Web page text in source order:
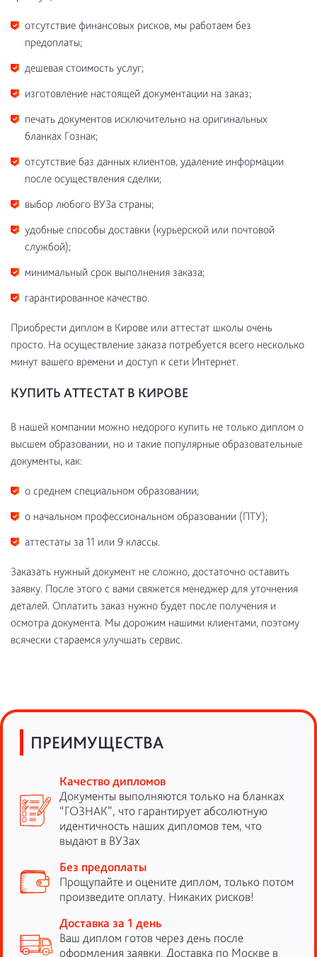
отсутствие финансовых рисков, мы работаем без
предоплаты;
дешевая стоимость услуг;
изготовление настоящей документации на заказ;
печать документов исключительно на оригинальных
бланках Гознак;
отсутствие баз данных клиентов, удаление информации
после осуществления сделки;
выбор любого ВУЗа страны;
удобные способы доставки (курьерской или почтовой
службой);
минимальный срок выполнения заказа;
гарантированное качество.
Приобрести диплом в Кирове или аттестат школы очень
просто. На осуществление заказа потребуется всего несколько
минут вашего времени и доступ к сети Интернет.
КУПИТЬ АТТЕСТАТ В КИРОВЕ
В нашей компании можно недорого купить не только диплом о
высшем образовании, но и такие популярные образовательные
документы, как:
о среднем специальном образовании;
о начальном профессиональном образовании (ПТУ);
аттестаты за 11 или 9 классы.
Заказать нужный документ не сложно, достаточно оставить
заявку. После этого с вами свяжется менеджер для уточнения
деталей. Оплатить заказ нужно будет после получения и
осмотра документа. Мы дорожим нашими клиентами, поэтому
всячески стараемся улучшать сервис.
ПРЕИМУЩЕСТВА
Качество дипломов
Документы выполняются только на бланках
“ГОЗНАК”, что гарантирует абсолютную
идентичность наших дипломов тем, что
выдают в ВУЗах
Без предоплаты
Прощупайте и оцените диплом, только потом
произведите оплату. Никаких рисков!
Доставка за 1 день
Ваш диплом готов через день после
оформления заявки. Доставка по Москве в